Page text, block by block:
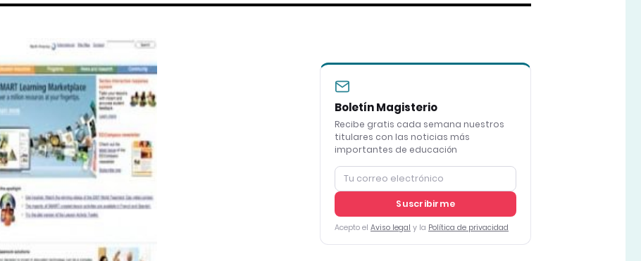
Boletín Magisterio
Recibe gratis cada semana nuestros
titulares con las noticias más
importantes de educación
Suscribirme
Acepto el Aviso legal y la Política de privacidad